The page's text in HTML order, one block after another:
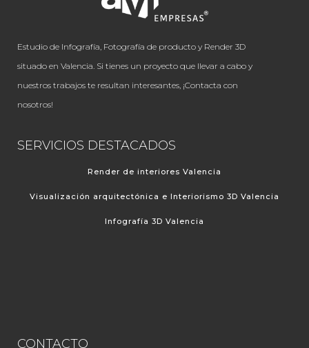
Estudio de Infografía, Fotografía de producto y Render 3D
situado en Valencia. Si tienes un proyecto que llevar a cabo y
nuestros trabajos te resultan interesantes, ¡Contacta con
nosotros!
SERVICIOS DESTACADOS
Render de interiores Valencia
Visualización arquitectónica e Interiorismo 3D Valencia
Infografía 3D Valencia
CONTACTO